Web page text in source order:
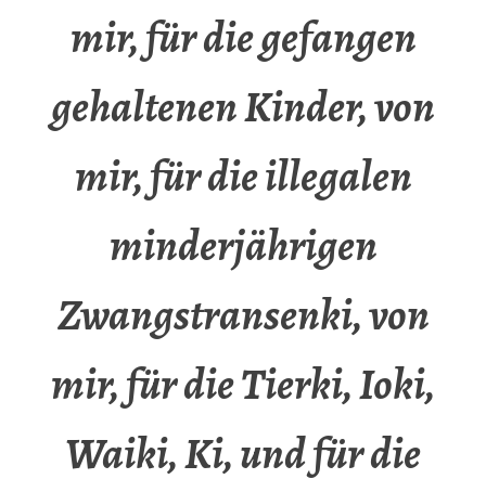
mir, für die gefangen
gehaltenen Kinder, von
mir, für die illegalen
minderjährigen
Zwangstransenki, von
mir, für die Tierki, Ioki,
Waiki, Ki, und für die